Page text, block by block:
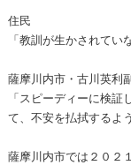
住民
「教訓が生かされてい
薩摩川内市・古川英利
「スピーディーに検
て、不安を払拭するよ
薩摩川内市では２０２